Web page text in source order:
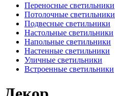
Переносные светильники
Потолочные светильники
Подвесные светильники
Настольные светильники
Напольные светильники
Настенные светильники
Уличные светильники
Встроенные светильники